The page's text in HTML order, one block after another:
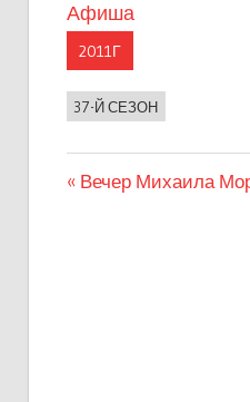
Афиша
2011Г
37-Й СЕЗОН
Навигация
Предыдущая
Вечер Михаила